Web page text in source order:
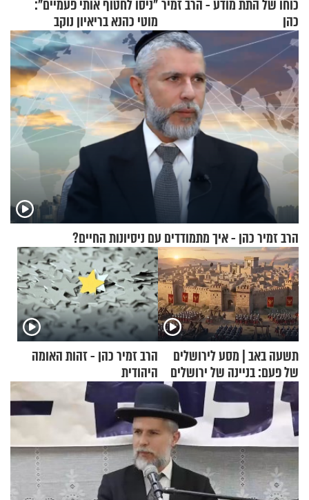
כוחו של התת מודע - הרב זמיר
כהן
"ניסו לחטוף אותי פעמיים":
מוטי כהנא בריאיון נוקב
הרב זמיר כהן - איך מתמודדים עם ניסיונות החיים?
תשעה באב | מסע לירושלים
של פעם: בניינה של ירושלים
הרב זמיר כהן - זהות האומה
היהודית